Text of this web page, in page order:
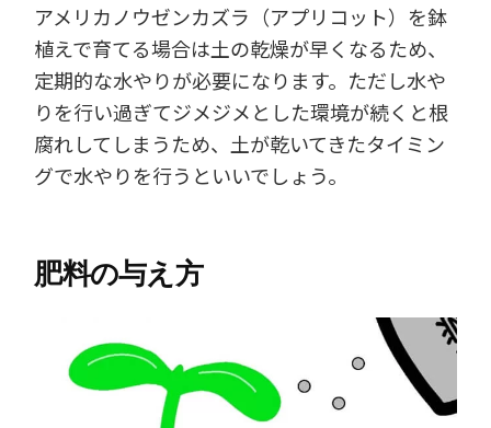
アメリカノウゼンカズラ（アプリコット）を鉢
植えで育てる場合は土の乾燥が早くなるため、
定期的な水やりが必要になります。ただし水や
りを行い過ぎてジメジメとした環境が続くと根
腐れしてしまうため、土が乾いてきたタイミン
グで水やりを行うといいでしょう。
肥料の与え方